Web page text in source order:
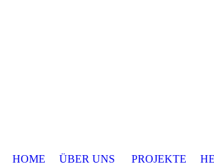
HOME ÜBER UNS PROJEKTE